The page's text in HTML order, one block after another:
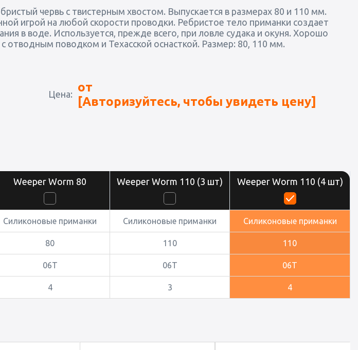
червь с твистерным хвостом. Выпускается в размерах 80 и 110 мм.
игрой на любой скорости проводки. Ребристое тело приманки создает
в воде. Используется, прежде всего, при ловле судака и окуня. Хорошо
отводным поводком и Техасской оснасткой. Размер: 80, 110 мм.
Цена:
от
[Авторизуйтесь, чтобы увидеть цену]
Weeper Worm 80 Weeper Worm 110 (3 шт) Weeper Worm 110 (4 шт)
Силиконовые приманки Силиконовые приманки Силиконовые приманки
80 110 110
06T 06T 06T
4 3 4